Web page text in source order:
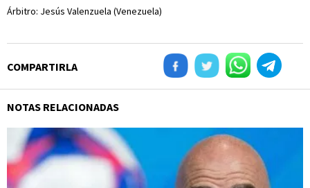
Árbitro: Jesús Valenzuela (Venezuela)
COMPARTIRLA
NOTAS RELACIONADAS